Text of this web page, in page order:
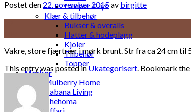
Lamper & lys
Klær & tilbehør
Bukser & overalls
Hatter & hodeplagg
Kjoler
Tilbehør
Topper
Merker
Mulberry Home
Cabana Living
Chehoma
Postet den 22. november 2015av birgitte
Vakre, store fjærtrær i mørk brunt. Str fra ca 24 cm til
This entry was posted inUkategorisert . Bookmark the